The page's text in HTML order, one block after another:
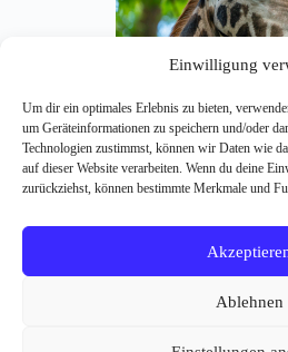
Einwilligung
Um dir ein optimales Erlebnis zu bieten,
um Geräteinformationen zu speichern und/oder
Technologien zustimmst, können wir Daten wie
auf dieser Website verarbeiten. Wenn du deine
zurückziehst, können bestimmte Merkmale und
Ablehnen